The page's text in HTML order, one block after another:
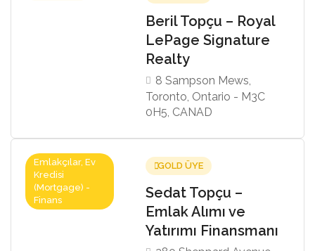
Beril Topçu – Royal
LePage Signature
Realty
8 Sampson Mews,
Toronto, Ontario - M3C
0H5, CANAD
Emlakçılar, Ev
Kredisi
(Mortgage) -
Finans
GOLD ÜYE
Sedat Topçu –
Emlak Alımı ve
Yatırımı Finansmanı